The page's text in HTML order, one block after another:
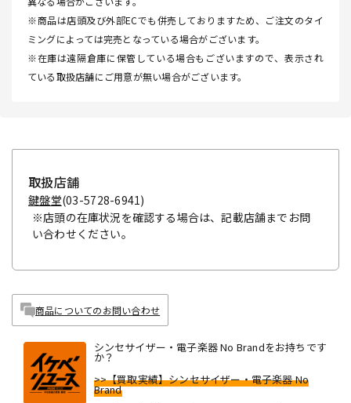
※商品は店頭及び外部ECでも併売しておりますため、ご注文のタイ
ミングによっては完売となっている場合がございます。
※在庫は遠隔倉庫に保管している場合もございますので、表示され
ている取扱店舗にご用意が無い場合がございます。
取扱店舗
鍵盤堂(03-5728-6941)
※店頭の在庫状況を確認する場合は、記載店舗までお問
い合わせください。
商品についてのお問い合わせ
シンセサイザー・電子楽器 No Brandをお持ちです
か？
>>【買取実績】シンセサイザー・電子楽器 No
Brand